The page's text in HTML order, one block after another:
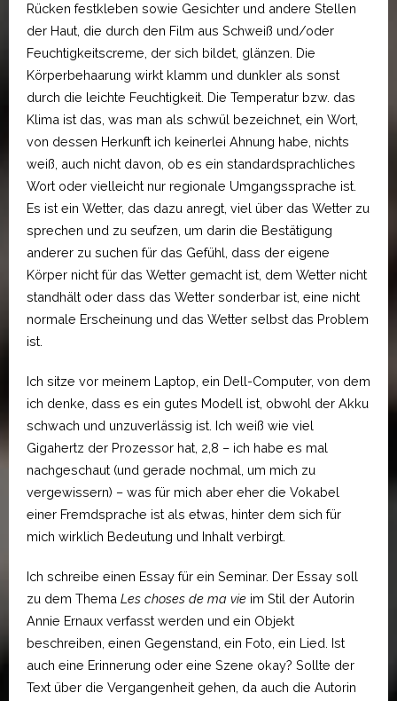
Rücken festkleben sowie Gesichter und andere Stellen
der Haut, die durch den Film aus Schweiß und/oder
Feuchtigkeitscreme, der sich bildet, glänzen. Die
Körperbehaarung wirkt klamm und dunkler als sonst
durch die leichte Feuchtigkeit. Die Temperatur bzw. das
Klima ist das, was man als schwül bezeichnet, ein Wort,
von dessen Herkunft ich keinerlei Ahnung habe, nichts
weiß, auch nicht davon, ob es ein standardsprachliches
Wort oder vielleicht nur regionale Umgangssprache ist.
Es ist ein Wetter, das dazu anregt, viel über das Wetter zu
sprechen und zu seufzen, um darin die Bestätigung
anderer zu suchen für das Gefühl, dass der eigene
Körper nicht für das Wetter gemacht ist, dem Wetter nicht
standhält oder dass das Wetter sonderbar ist, eine nicht
normale Erscheinung und das Wetter selbst das Problem
ist.
Ich sitze vor meinem Laptop, ein Dell-Computer, von dem
ich denke, dass es ein gutes Modell ist, obwohl der Akku
schwach und unzuverlässig ist. Ich weiß wie viel
Gigahertz der Prozessor hat, 2,8 – ich habe es mal
nachgeschaut (und gerade nochmal, um mich zu
vergewissern) – was für mich aber eher die Vokabel
einer Fremdsprache ist als etwas, hinter dem sich für
mich wirklich Bedeutung und Inhalt verbirgt.
Ich schreibe einen Essay für ein Seminar. Der Essay soll
zu dem Thema Les choses de ma vie im Stil der Autorin
Annie Ernaux verfasst werden und ein Objekt
beschreiben, einen Gegenstand, ein Foto, ein Lied. Ist
auch eine Erinnerung oder eine Szene okay? Sollte der
Text über die Vergangenheit gehen, da auch die Autorin